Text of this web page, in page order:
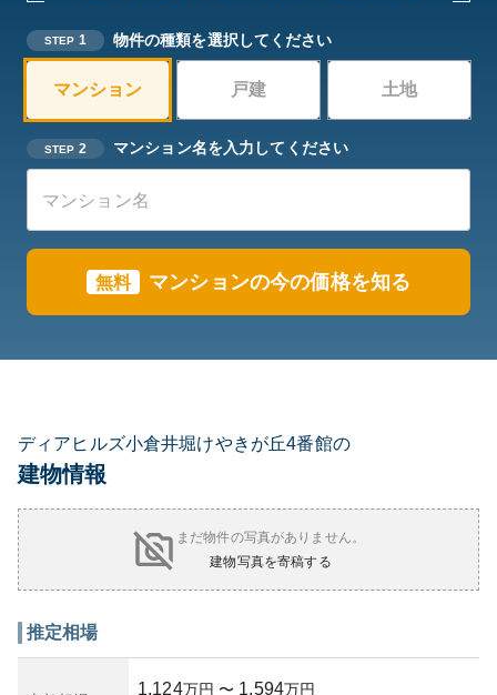
STEP 1 物件の種類を選択してください
マンション 戸建 土地
STEP 2 マンション名を入力してください
無料 マンションの今の価格を知る
ディアヒルズ小倉井堀けやきが丘4番館の
建物情報
まだ物件の写真がありません。
建物写真を寄稿する
推定相場
1,124万円 〜 1,594万円